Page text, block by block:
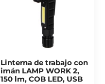
Linterna de trabajo con
imán LAMP WORK 2,
150 lm, COB LED, USB